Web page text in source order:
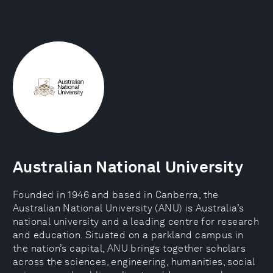
Australian National University
Founded in 1946 and based in Canberra, the
Australian National University (ANU) is Australia’s
national university and a leading centre for research
and education. Situated on a parkland campus in
the nation’s capital, ANU brings together scholars
across the sciences, engineering, humanities, social